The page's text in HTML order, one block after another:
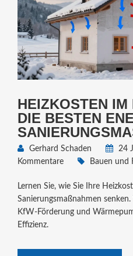
HEIZKOSTEN IM
DIE BESTEN
Gerhard Schaden 24
Kommentare
Bauen und
Lernen Sie, wie Sie Ihre
Sanierungsmaßnahmen
KfW-Förderung und
Effizienz.